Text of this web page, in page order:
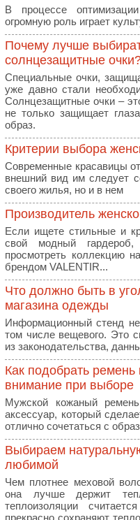
В процессе
огромную роль играет
Почему лучше
солнцезащитные
Специальные очки,
уже давно стали
Солнцезащитные очки –
не только защищает
образ.
Критерии выбора
Современные красавицы
внешний вид им следует
своего жилья, но и в нем
Производитель
Если ищете стильные и
свой модный
просмотреть коллекцию
брендом VALENTIR...
Что должно быть в
магазина одежды
Информационный стенд
том числе вещевого. Это
из законодательства,
Как подобрать
внимание при выборе
Мужской кожаный
аксессуар, который
отлично сочетаться с
Выбираем
любимой
Чем плотнее меховой
она лучше держит
теплоизоляции
прекрасно сохраняют